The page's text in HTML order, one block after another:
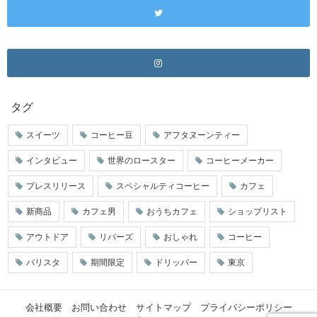
タグ
スイーツ コーヒー豆 アフタヌーンティー
インタビュー 世界のロースター コーヒーメーカー
プレスリリース スペシャルティコーヒー カフェ
新商品 カフェ男 おうちカフェ ショップリスト
アウトドア リバーズ おしゃれ コーヒー
バリスタ 期間限定 ドリッパー 東京
会社概要 お問い合わせ サイトマップ
プライバシーポリシー